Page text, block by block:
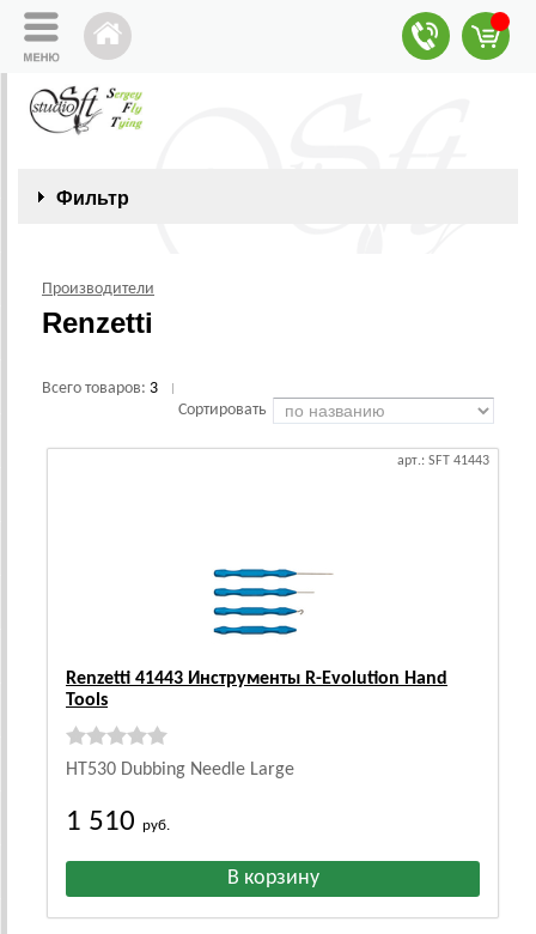
Фильтр
Производители
Renzetti
Всего товаров: 3
Сортировать
арт.: SFT 41443
Renzetti 41443 Инструменты R-Evolution Hand
Tools
HT530 Dubbing Needle Large
1 510 руб.